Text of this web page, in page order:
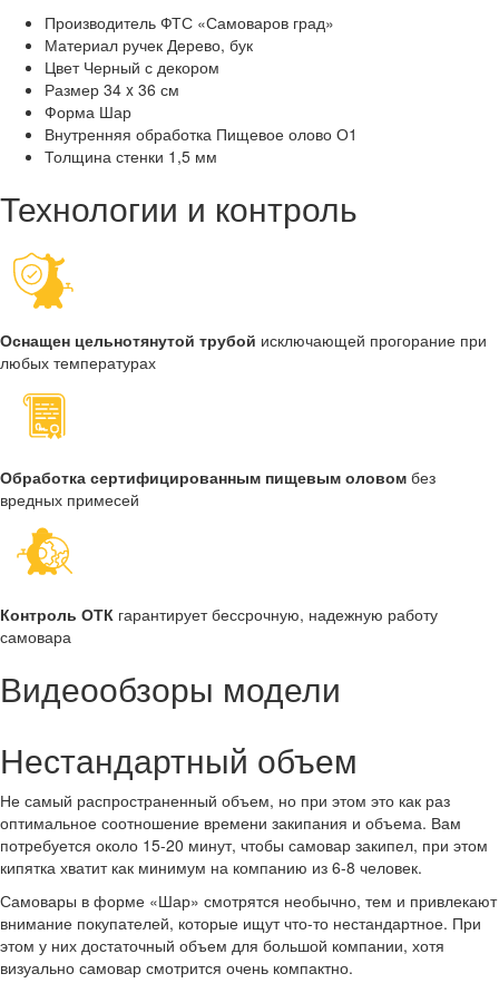
Производитель ФТС «Самоваров град»
Материал ручек Дерево, бук
Цвет Черный с декором
Размер 34 x 36 см
Форма Шар
Внутренняя обработка Пищевое олово О1
Толщина стенки 1,5 мм
Технологии и контроль
Оснащен цельнотянутой трубой исключающей прогорание при
любых температурах
Обработка сертифицированным пищевым оловом без
вредных примесей
Контроль ОТК гарантирует бессрочную, надежную работу
самовара
Видеообзоры модели
Нестандартный объем
Не самый распространенный объем, но при этом это как раз
оптимальное соотношение времени закипания и объема. Вам
потребуется около 15-20 минут, чтобы самовар закипел, при этом
кипятка хватит как минимум на компанию из 6-8 человек.
Самовары в форме «Шар» смотрятся необычно, тем и привлекают
внимание покупателей, которые ищут что-то нестандартное. При
этом у них достаточный объем для большой компании, хотя
визуально самовар смотрится очень компактно.